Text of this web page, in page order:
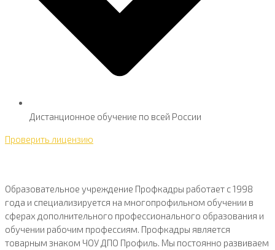
Дистанционное обучение по всей России
Проверить лицензию
Образовательное учреждение Профкадры работает с 1998
года и специализируется на многопрофильном обучении в
сферах дополнительного профессионального образования и
обучении рабочим профессиям. Профкадры является
товарным знаком ЧОУ ДПО Профиль. Мы постоянно развиваем